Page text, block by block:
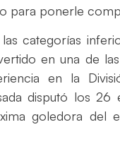
para ponerle
categorías
en una de
en la
disputó los 26
goledora del